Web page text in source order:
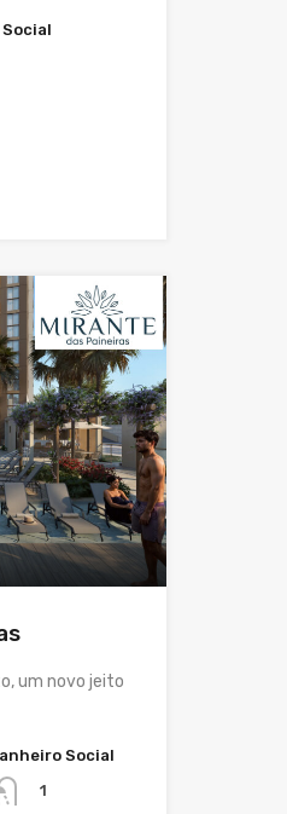
um novo jeito
Social
1